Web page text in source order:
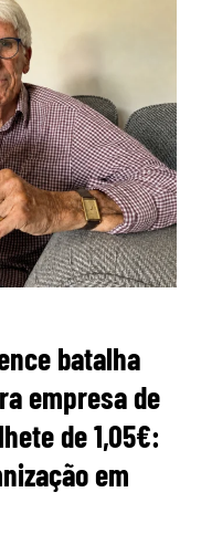
batalha
empresa de
de 1,05€:
em